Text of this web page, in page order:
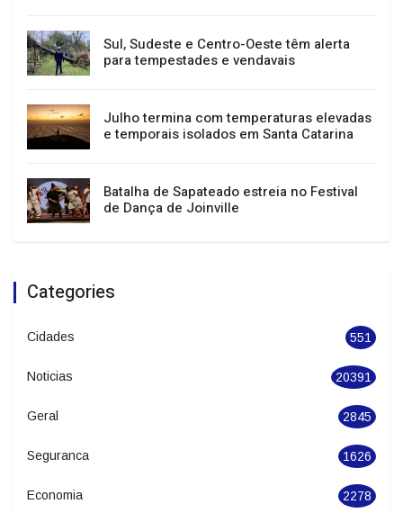
Festival de Dança de Joinville atrai mais de
400 mil pessoas e impulsiona turismo e
economia
Sul, Sudeste e Centro-Oeste têm alerta
para tempestades e vendavais
Julho termina com temperaturas elevadas
e temporais isolados em Santa Catarina
de Dança de Joinville
Categories
Cidades 551
Noticias 20391
Geral 2845